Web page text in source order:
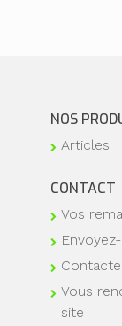
NOS
Articles
CONTACT
Vos
Vous
site